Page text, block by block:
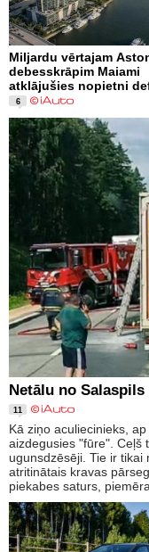
Miljardu vērtajam
debesskrāpim Maiami
atklājušies nopietni
6
Netālu no
11
Kā ziņo aculiecinieks,
aizdegusies "fūre". Ceļš
ugunsdzēsēji. Tie ir tikai
atritinātais kravas
piekabes saturs,